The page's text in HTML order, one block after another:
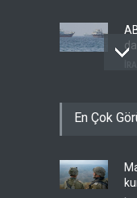
En Çok